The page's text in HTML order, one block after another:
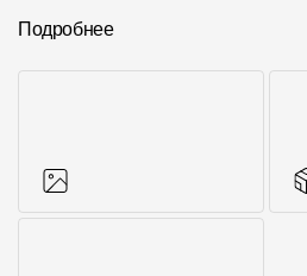
Подробнее